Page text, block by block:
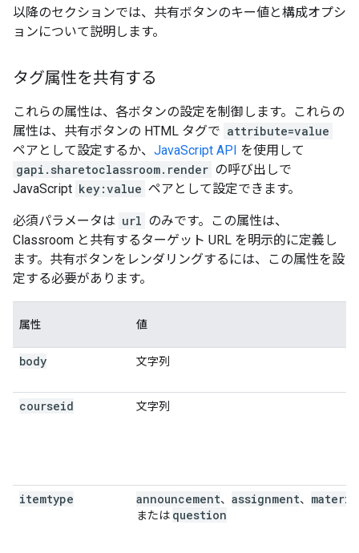
以降のセクションでは、共有ボタンのキー値と構成オプシ
ョンについて説明します。
タグ属性を共有する
これらの属性は、各ボタンの設定を制御します。これらの
属性は、共有ボタンの HTML タグで attribute=value
ペアとして設定するか、 JavaScript API を使用して
gapi.sharetoclassroom.render の呼び出しで
JavaScript key:value ペアとして設定できます。
必須パラメータは url のみです。この属性は、
Classroom と共有するターゲット URL を明示的に定義し
ます。共有ボタンをレンダリングするには、この属性を設
定する必要があります。
属性 値
body 文字列
courseid 文字列
itemtype announcement、 assignment、
または question